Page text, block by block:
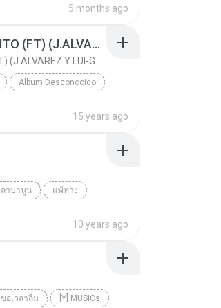
5 months ago
RECUERDO ESE MOMENTO (FT) (J.ALVAREZ Y LUI-G 21 PLUS)
Album Desconocido
15 years ago
ลาบานูน แพ้ทาง
10 years ago
ขอเวลาลืม [Y] MUSICs